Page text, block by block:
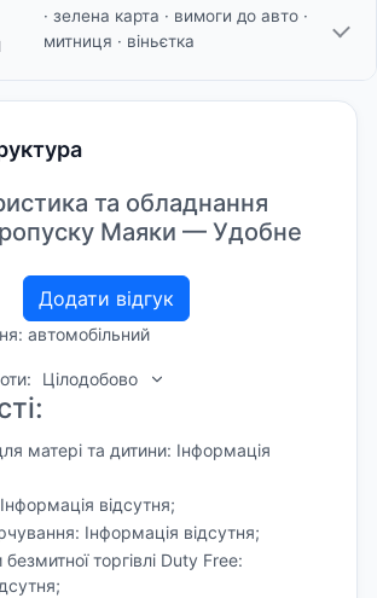
· зелена карта · вимоги до авто ·
митниця · віньєтка
та обладнання
Маяки — Удобне
Додати відгук
автомобільний
Цілодобово
матері та дитини: Інформація
відсутня;
Інформація відсутня;
торгівлі Duty Free: